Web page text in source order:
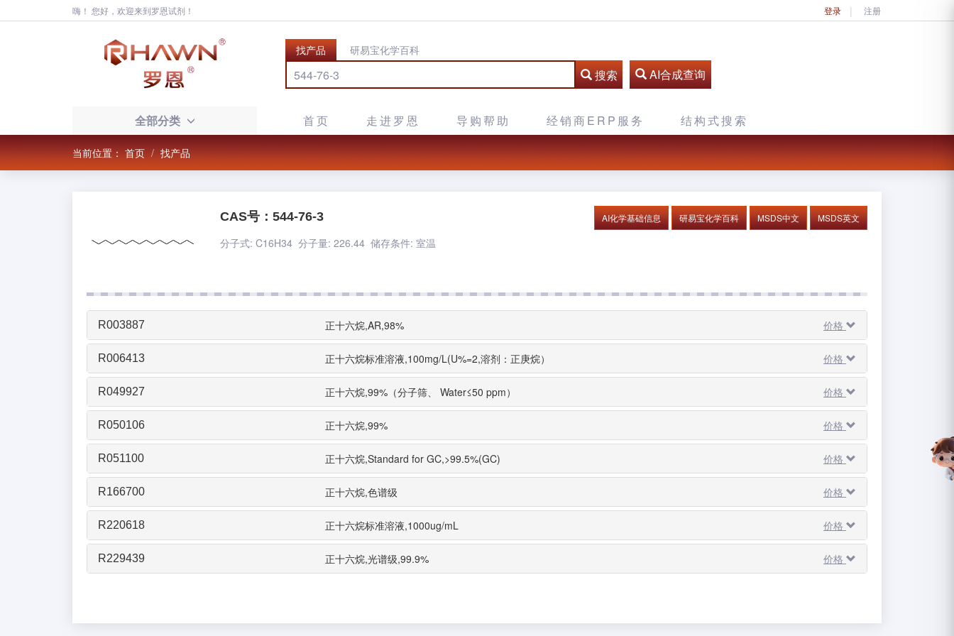
嗨！ 您好，欢迎来到罗恩试剂！ 登录 注册
找产品 研易宝化学百科
搜索 AI合成查询
全部分类 首页 走进罗恩 导购帮助 经销商ERP服务 结构式搜索
当前位置：首页 找产品
CAS号：544-76-3
分子式: C16H34 分子量: 226.44 储存条件: 室温
AI化学基础信息 研易宝化学百科 MSDS中文 MSDS英文
R003887 正十六烷,AR,98% 价格
R006413 正十六烷标准溶液,100mg/L(U%=2,溶剂：正庚烷） 价格
R049927 正十六烷,99%（分子筛、 Water≤50 ppm） 价格
R050106 正十六烷,99% 价格
R051100 正十六烷,Standard for GC,>99.5%(GC) 价格
R166700 正十六烷,色谱级 价格
R220618 正十六烷标准溶液,1000ug/mL 价格
R229439 正十六烷,光谱级,99.9% 价格